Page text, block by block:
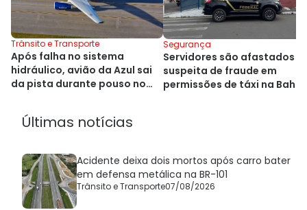
Trânsito e Transporte
Após falha no sistema
hidráulico, avião da Azul sai
da pista durante pouso no
Segurança
Servidores são afastados
suspeita de fraude em
permissões de táxi na Bahia
Últimas notícias
Acidente deixa dois mortos após carro bater
em defensa metálica na BR-101
Trânsito e Transporte07/08/2026